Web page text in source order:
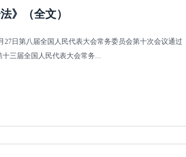
》（全文）
27日第八届全国人民代表大会常务委员会第十次会议通
三届全国人民代表大会常务...